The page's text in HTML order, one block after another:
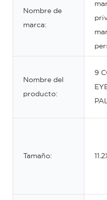
Nombre de
marca:
Nombre del
producto:
9
Tamaño: